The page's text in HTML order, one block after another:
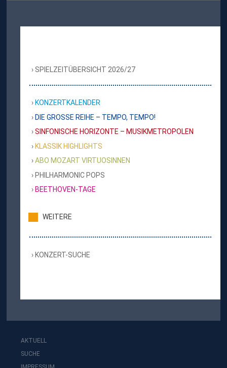
SPIELZEITÜBERSICHT 2026/27
KONZERTKALENDER
DIE GROSSE REIHE – TEMPO, TEMPO!
SINFONISCHE HORIZONTE – MUSIKMETROPOLEN
KLASSIK HIGHLIGHTS
ABO MOZART VIRTUOSINNEN
PHILHARMONIC POPS
BEETHOVEN-TAGE
WEITERE
KONZERT-SUCHE
AKTUELL
SUCHE